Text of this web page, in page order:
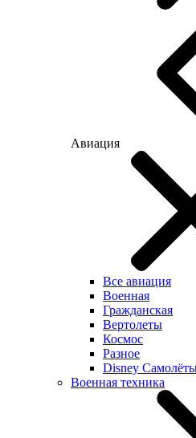
Авиация
Все авиация
Военная
Гражданская
Вертолеты
Космос
Разное
Disney
Военная техника